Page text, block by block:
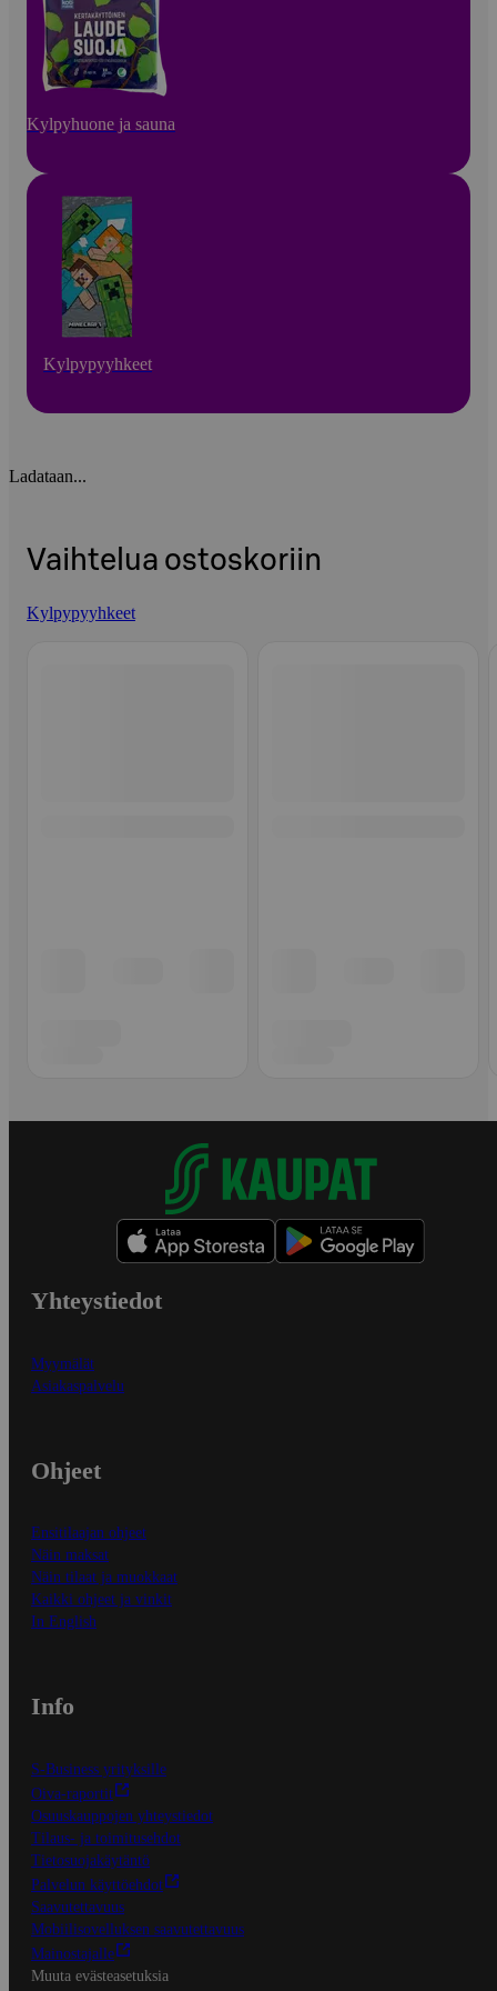
Kylpyhuone ja sauna
Kylpypyyhkeet
Ladataan...
Vaihtelua ostoskoriin
Kylpypyyhkeet
Yhteystiedot
Myymälät
Asiakaspalvelu
Ohjeet
Ensitilaajan ohjeet
Näin maksat
Näin tilaat ja muokkaat
Kaikki ohjeet ja vinkit
In English
Info
S-Business yrityksille
Oiva-raportit
Osuuskauppojen yhteystiedot
Tilaus- ja toimitusehdot
Tietosuojakäytäntö
Palvelun käyttöehdot
Saavutettavuus
Mobiilisovelluksen saavutettavuus
Mainostajalle
Muuta evästeasetuksia